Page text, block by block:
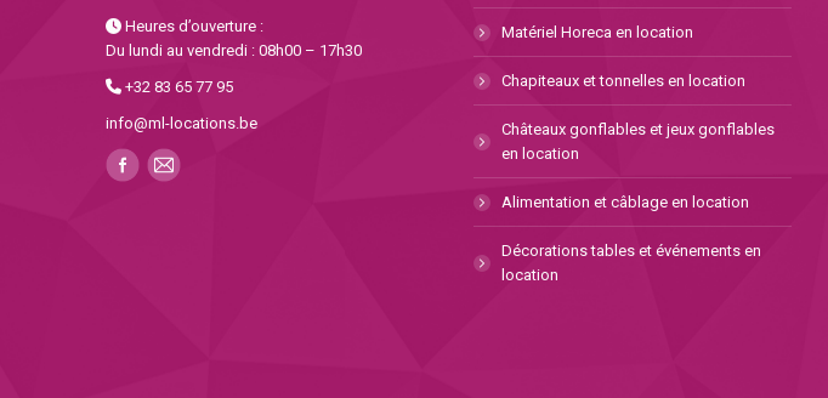
Heures d’ouverture :
Du lundi au vendredi : 08h00 – 17h30
+32 83 65 77 95
info@ml-locations.be
Matériel Horeca en location
Chapiteaux et tonnelles en location
Châteaux gonflables et jeux gonflables
en location
Alimentation et câblage en location
Décorations tables et événements en
location